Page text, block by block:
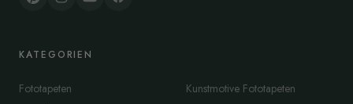
KATEGORIEN
Fototapeten
Kunstmotive Fototapeten